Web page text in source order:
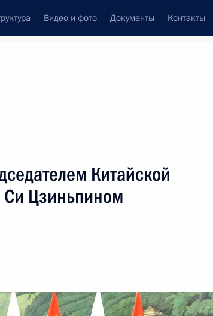
Видео и фото Документы Контакты
Китайской
Си Цзиньпином